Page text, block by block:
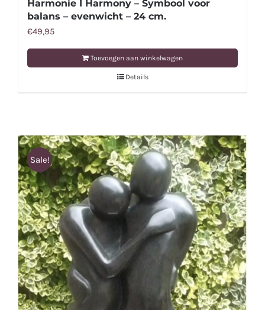
Harmonie I Harmony – Symbool voor
balans – evenwicht – 24 cm.
€49,95
Toevoegen aan winkelwagen
Details
Sale!